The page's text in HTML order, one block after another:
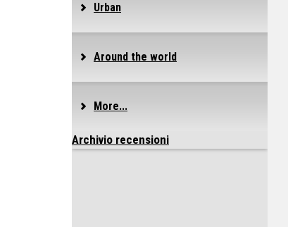
Urban
Around the world
More...
Archivio recensioni